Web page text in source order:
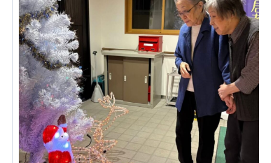
こうのす共生病院
OKP with Life クリニック
こうのすナーシングホーム共生園
あげお共生の家
医療法人 京都翔医会
西京都病院
西京都クリニック
洛桂の郷
桂寿の郷
訪問看護ステーション秋桜